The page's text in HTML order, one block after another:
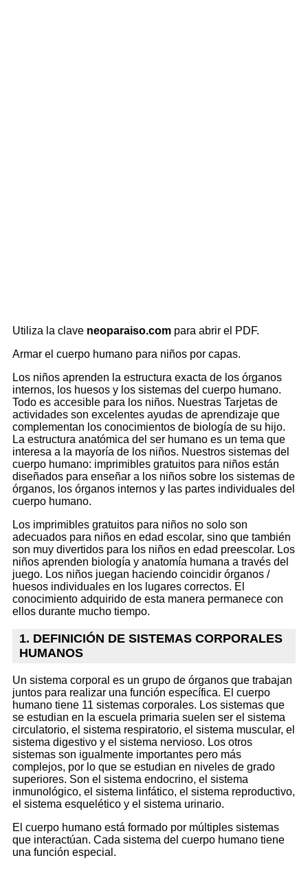
Utiliza la clave neoparaiso.com para abrir el PDF.
Armar el cuerpo humano para niños por capas.
Los niños aprenden la estructura exacta de los órganos
internos, los huesos y los sistemas del cuerpo humano.
Todo es accesible para los niños. Nuestras Tarjetas de
actividades son excelentes ayudas de aprendizaje que
complementan los conocimientos de biología de su hijo.
La estructura anatómica del ser humano es un tema que
interesa a la mayoría de los niños. Nuestros sistemas del
cuerpo humano: imprimibles gratuitos para niños están
diseñados para enseñar a los niños sobre los sistemas de
órganos, los órganos internos y las partes individuales del
cuerpo humano.
Los imprimibles gratuitos para niños no solo son
adecuados para niños en edad escolar, sino que también
son muy divertidos para los niños en edad preescolar. Los
niños aprenden biología y anatomía humana a través del
juego. Los niños juegan haciendo coincidir órganos /
huesos individuales en los lugares correctos. El
conocimiento adquirido de esta manera permanece con
ellos durante mucho tiempo.
1. DEFINICIÓN DE SISTEMAS CORPORALES
HUMANOS
Un sistema corporal es un grupo de órganos que trabajan
juntos para realizar una función específica. El cuerpo
humano tiene 11 sistemas corporales. Los sistemas que
se estudian en la escuela primaria suelen ser el sistema
circulatorio, el sistema respiratorio, el sistema muscular, el
sistema digestivo y el sistema nervioso. Los otros
sistemas son igualmente importantes pero más
complejos, por lo que se estudian en niveles de grado
superiores. Son el sistema endocrino, el sistema
inmunológico, el sistema linfático, el sistema reproductivo,
el sistema esquelético y el sistema urinario.
El cuerpo humano está formado por múltiples sistemas
que interactúan. Cada sistema del cuerpo humano tiene
una función especial.